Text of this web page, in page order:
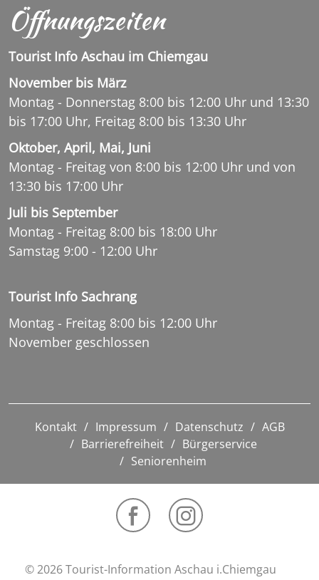
Öffnungszeiten
Tourist Info Aschau im Chiemgau
November bis März
Montag - Donnerstag 8:00 bis 12:00 Uhr und 13:30
bis 17:00 Uhr, Freitag 8:00 bis 13:30 Uhr
Oktober, April, Mai, Juni
Montag - Freitag von 8:00 bis 12:00 Uhr und von
13:30 bis 17:00 Uhr
Juli bis September
Montag - Freitag 8:00 bis 18:00 Uhr
Samstag 9:00 - 12:00 Uhr
Tourist Info Sachrang
Montag - Freitag 8:00 bis 12:00 Uhr
November geschlossen
Kontakt Impressum Datenschutz
AGB
Barrierefreiheit
Bürgerservice
Seniorenheim
© 2026 Tourist-Information Aschau i.Chiemgau